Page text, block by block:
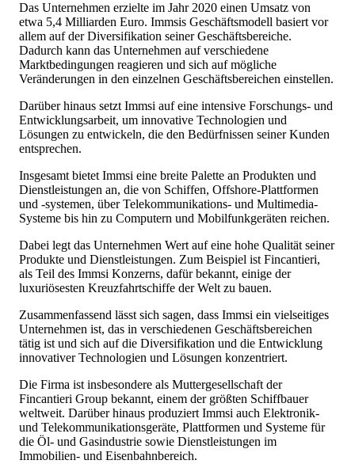
Das Unternehmen erzielte im Jahr 2020 einen Umsatz von
etwa 5,4 Milliarden Euro. Immsis Geschäftsmodell basiert vor
allem auf der Diversifikation seiner Geschäftsbereiche.
Dadurch kann das Unternehmen auf verschiedene
Marktbedingungen reagieren und sich auf mögliche
Veränderungen in den einzelnen Geschäftsbereichen einstellen.
Darüber hinaus setzt Immsi auf eine intensive Forschungs- und
Entwicklungsarbeit, um innovative Technologien und
Lösungen zu entwickeln, die den Bedürfnissen seiner Kunden
entsprechen.
Insgesamt bietet Immsi eine breite Palette an Produkten und
Dienstleistungen an, die von Schiffen, Offshore-Plattformen
und -systemen, über Telekommunikations- und Multimedia-
Systeme bis hin zu Computern und Mobilfunkgeräten reichen.
Dabei legt das Unternehmen Wert auf eine hohe Qualität seiner
Produkte und Dienstleistungen. Zum Beispiel ist Fincantieri,
als Teil des Immsi Konzerns, dafür bekannt, einige der
luxuriösesten Kreuzfahrtschiffe der Welt zu bauen.
Zusammenfassend lässt sich sagen, dass Immsi ein vielseitiges
Unternehmen ist, das in verschiedenen Geschäftsbereichen
tätig ist und sich auf die Diversifikation und die Entwicklung
innovativer Technologien und Lösungen konzentriert.
Die Firma ist insbesondere als Muttergesellschaft der
Fincantieri Group bekannt, einem der größten Schiffbauer
weltweit. Darüber hinaus produziert Immsi auch Elektronik-
und Telekommunikationsgeräte, Plattformen und Systeme für
die Öl- und Gasindustrie sowie Dienstleistungen im
Immobilien- und Eisenbahnbereich.